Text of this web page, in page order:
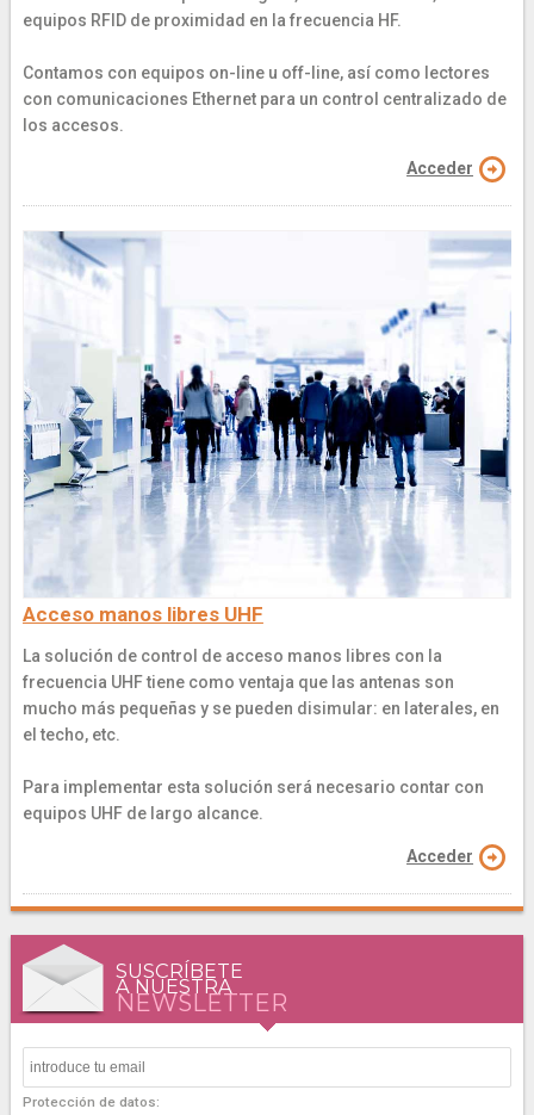
equipos RFID de proximidad en la frecuencia HF.
Contamos con equipos on-line u off-line, así como lectores
con comunicaciones Ethernet para un control centralizado de
los accesos.
Acceder
Acceso manos libres UHF
La solución de control de acceso manos libres con la
frecuencia UHF tiene como ventaja que las antenas son
mucho más pequeñas y se pueden disimular: en laterales, en
el techo, etc.
Para implementar esta solución será necesario contar con
equipos UHF de largo alcance.
Acceder
SUSCRÍBETE
A NUESTRA
NEWSLETTER
Protección de datos: